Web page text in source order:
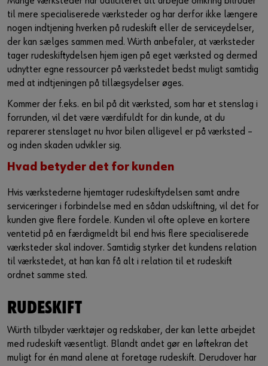
Guide til selvvalgt brugernavn
Har du lyst til at være en online kunde?
Tilmeld dig her i tre enkle trin for at bruge alle funktionerne i
shoppen.
Kun salg til erhvervskunder
Bliv kunde / Opret online bruger
til mere specialiserede værksteder og har derfor ikke længere
nogen indtjening hverken på rudeskift eller de serviceydelser,
der kan sælges sammen med. Würth anbefaler, at værksteder
tager rudeskiftydelsen hjem igen på eget værksted og dermed
udnytter egne ressourcer på værkstedet bedst muligt samtidig
med at indtjeningen på tillægsydelser øges.
Kommer der f.eks. en bil på dit værksted, som har et stenslag i
forrunden, vil det være værdifuldt for din kunde, at du
reparerer stenslaget nu hvor bilen alligevel er på værksted –
og inden skaden udvikler sig.
Hvad betyder det for kunden
Hvis værkstederne hjemtager rudeskiftydelsen samt andre
serviceringer i forbindelse med en sådan udskiftning, vil det for
kunden give flere fordele. Kunden vil ofte opleve en kortere
ventetid på en færdigmeldt bil end hvis flere specialiserede
værksteder skal indover. Samtidig styrker det kundens relation
til værkstedet, at han kan få alt i relation til et rudeskift
ordnet samme sted.
RUDESKIFT
Würth tilbyder værktøjer og redskaber, der kan lette arbejdet
med rudeskift væsentligt. Blandt andet gør en løftekran det
muligt for én mand alene at foretage rudeskift. Derudover har